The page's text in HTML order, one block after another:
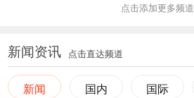
点击添加更多频道
新闻资讯 点击直达频道
新闻 国内 国际